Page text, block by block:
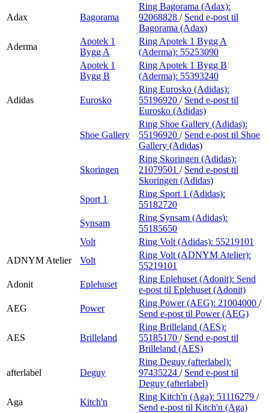
Adax Bagorama
Ring Bagorama (Adax):
92068828 / Send e-post til
Bagorama (Adax)
Aderma
Apotek 1
Bygg A
Ring Apotek 1 Bygg A
(Aderma): 55253090
Apotek 1
Bygg B
Ring Apotek 1 Bygg B
(Aderma): 55393240
Adidas Eurosko
Ring Eurosko (Adidas):
55196920 / Send e-post til
Eurosko (Adidas)
Shoe Gallery
Ring Shoe Gallery (Adidas):
55196920 / Send e-post til Shoe
Gallery (Adidas)
Skoringen
Ring Skoringen (Adidas):
21079501 / Send e-post til
Skoringen (Adidas)
Sport 1
Ring Sport 1 (Adidas):
55182720
Synsam
Ring Synsam (Adidas):
55185650
Volt
Ring Volt (Adidas): 55219101
ADNYM Atelier
Volt
Ring Volt (ADNYM Atelier):
55219101
Adonit
Eplehuset
Ring Eplehuset (Adonit): Send
e-post til Eplehuset (Adonit)
AEG
Power
Ring Power (AEG): 21004000 /
Send e-post til Power (AEG)
AES Brilleland
Ring Brilleland (AES):
55185170 / Send e-post til
Brilleland (AES)
afterlabel Deguy
Ring Deguy (afterlabel):
97435224 / Send e-post til
Deguy (afterlabel)
Aga
Kitch'n
Ring Kitch'n (Aga): 51116279 /
Send e-post til Kitch'n (Aga)